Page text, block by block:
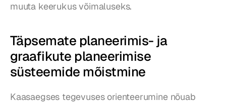
muuta keerukus võimaluseks.
Täpsemate planeerimis- ja
graafikute planeerimise
süsteemide mõistmine
Kaasaegses tegevuses orienteerumine nõuab